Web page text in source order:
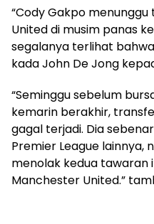
“Cody Gakpo
United di musim panas
segalanya terlihat
kada John De Jong
“Seminggu sebelum
kemarin berakhir,
gagal terjadi. Dia
Premier League lainnya,
menolak kedua tawaran
Manchester United.”